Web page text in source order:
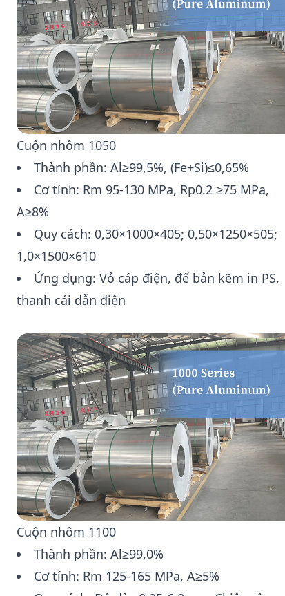
Cuộn nhôm 1050
Thành phần: Al≥99,5%, (Fe+Si)≤0,65%
Cơ tính: Rm 95-130 MPa, Rp0.2 ≥75 MPa,
A≥8%
Quy cách: 0,30×1000×405; 0,50×1250×505;
1,0×1500×610
Ứng dụng: Vỏ cáp điện, đế bản kẽm in PS,
thanh cái dẫn điện
Cuộn nhôm 1100
Thành phần: Al≥99,0%
Cơ tính: Rm 125-165 MPa, A≥5%